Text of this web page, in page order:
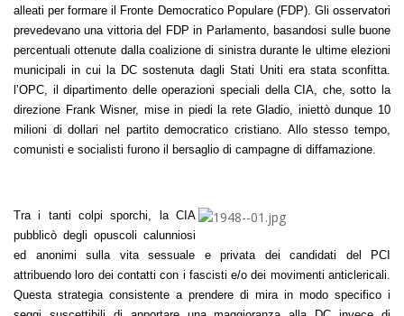
alleati per formare il Fronte Democratico Populare (FDP). Gli osservatori
prevedevano una vittoria del FDP in Parlamento, basandosi sulle buone
percentuali ottenute dalla coalizione di sinistra durante le ultime elezioni
municipali in cui la DC sostenuta dagli Stati Uniti era stata sconfitta.
l’OPC, il dipartimento delle operazioni speciali della CIA, che, sotto la
direzione Frank Wisner, mise in piedi la rete Gladio, iniettò dunque 10
milioni di dollari nel partito democratico cristiano. Allo stesso tempo,
comunisti e socialisti furono il bersaglio di campagne di diffamazione.
Tra i tanti colpi sporchi, la CIA
pubblicò degli opuscoli calunniosi
ed anonimi sulla vita sessuale e privata dei candidati del PCI
attribuendo loro dei contatti con i fascisti e/o dei movimenti anticlericali.
Questa strategia consistente a prendere di mira in modo specifico i